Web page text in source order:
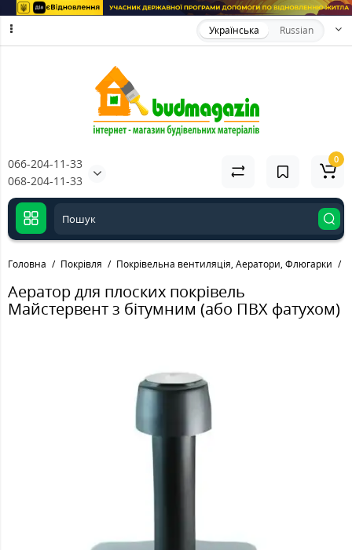
Українська Russian
066-204-11-33
068-204-11-33
0
Головна Покрівля Покрівельна вентиляція, Аератори, Флюгарки
Аератор для плоских покрівель
Майстервент з бітумним (або ПВХ фатухом)